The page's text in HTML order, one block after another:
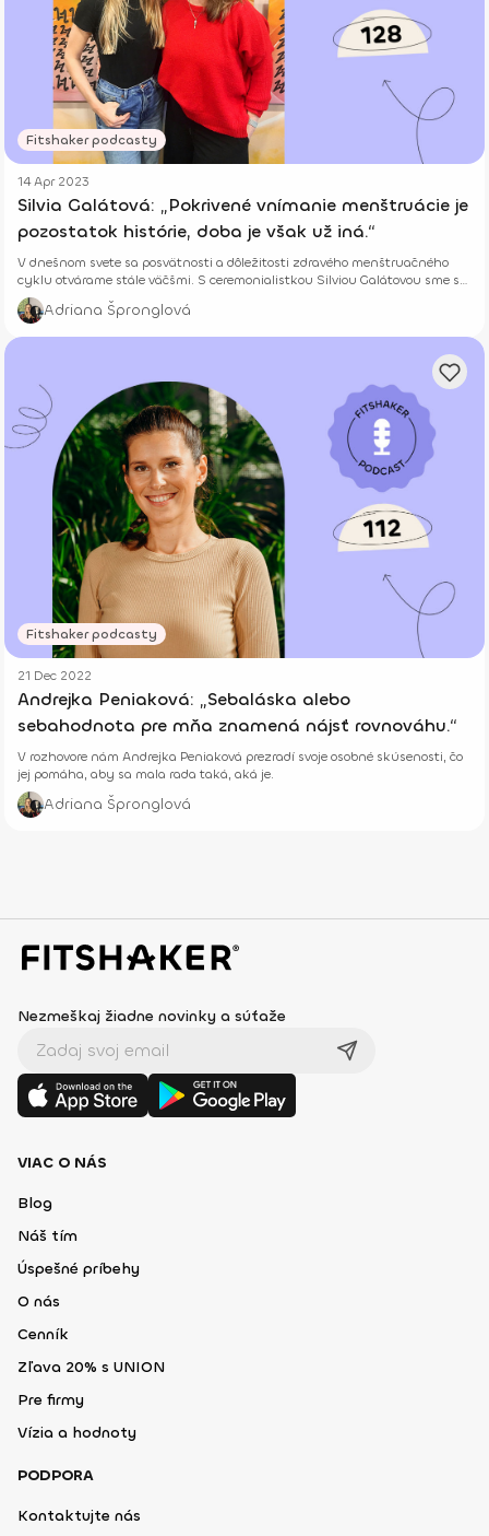
Fitshaker podcasty
14 Apr 2023
Silvia Galátová: „Pokrivené vnímanie menštruácie je
pozostatok histórie, doba je však už iná.“
V dnešnom svete sa posvätnosti a dôležitosti zdravého menštruačného
cyklu otvárame stále väčšmi. S ceremonialistkou Silviou Galátovou sme sa
porozprávali o rituáli menarché a kráse prijatia a premeny dievčaťa na
ženu.Adriana Špronglová
Fitshaker podcasty
21 Dec 2022
Andrejka Peniaková: „Sebaláska alebo
sebahodnota pre mňa znamená nájsť rovnováhu.“
V rozhovore nám Andrejka Peniaková prezradí svoje osobné skúsenosti, čo
jej pomáha, aby sa mala rada taká, aká je.
Adriana Špronglová
Nezmeškaj žiadne novinky a súťaže
VIAC O NÁS
Blog
Náš tím
Úspešné príbehy
O nás
Cenník
Zľava 20% s UNION
Pre firmy
Vízia a hodnoty
PODPORA
Kontaktujte nás